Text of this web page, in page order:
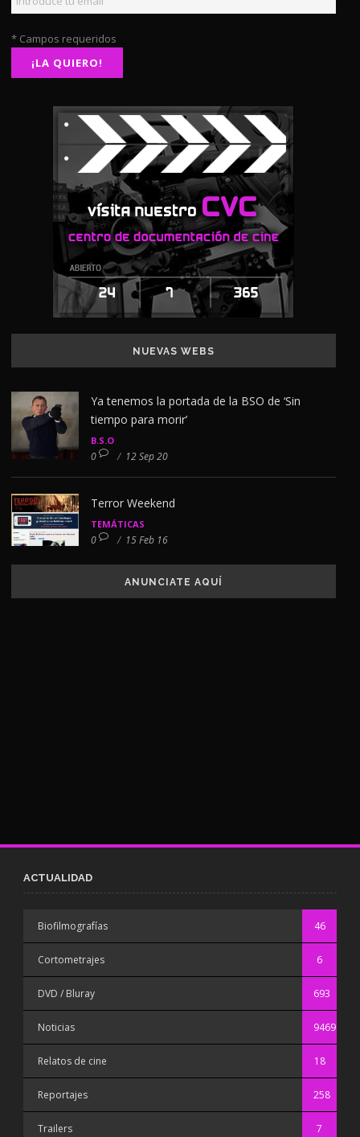
* Campos requeridos
NUEVAS WEBS
Ya tenemos la portada de la BSO de ‘Sin
tiempo para morir’
B.S.O
0 / 12 Sep 20
Terror Weekend
TEMÁTICAS
0 / 15 Feb 16
ANUNCIATE AQUÍ
ACTUALIDAD
Biofilmografías 46
Cortometrajes 6
DVD / Bluray 693
Noticias 9469
Relatos de cine 18
Reportajes 258
Trailers 7